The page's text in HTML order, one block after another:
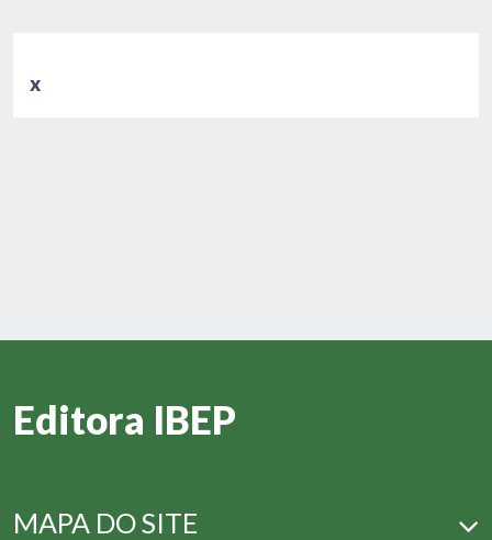
x
Editora IBEP
MAPA DO SITE